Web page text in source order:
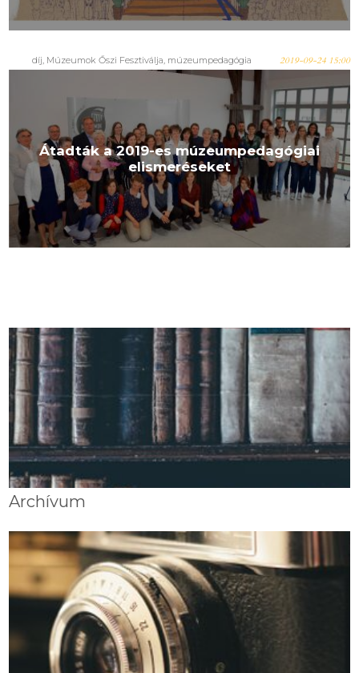
díj, Múzeumok Őszi Fesztiválja, múzeumpedagógia 2019-09-24 15:00
Átadták a 2019-es múzeumpedagógiai
elismeréseket
Archívum